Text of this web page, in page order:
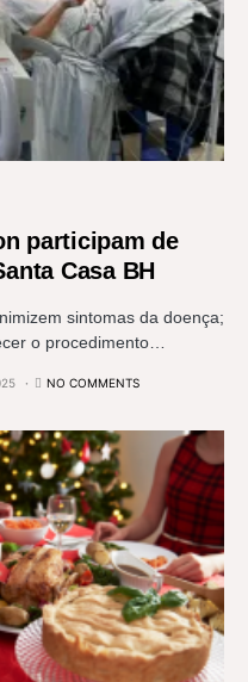
participam de
Casa BH
sintomas da doença;
o procedimento…
NO COMMENTS